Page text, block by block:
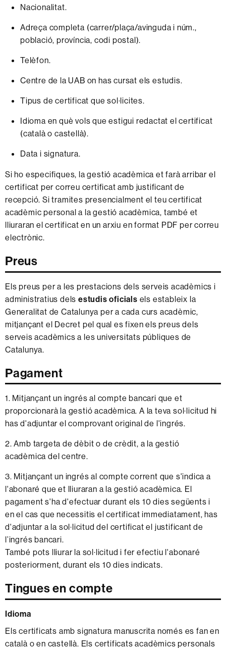
Nacionalitat.
Adreça completa (carrer/plaça/avinguda i núm.,
població, província, codi postal).
Telèfon.
Centre de la UAB on has cursat els estudis.
Tipus de certificat que sol·licites.
Idioma en què vols que estigui redactat el certificat
(català o castellà).
Data i signatura.
Si ho especifiques, la gestió acadèmica et farà arribar el
certificat per correu certificat amb justificant de
recepció. Si tramites presencialment el teu certificat
acadèmic personal a la gestió acadèmica, també et
lliuraran el certificat en un arxiu en format PDF per correu
electrònic.
Preus
Els preus per a les prestacions dels serveis acadèmics i
administratius delsestudis oficials els estableix la
Generalitat de Catalunya per a cada curs acadèmic,
mitjançant el Decret pel qual es fixen els preus dels
serveis acadèmics a les universitats públiques de
Catalunya.
Pagament
1. Mitjançant un ingrés al compte bancari que et
proporcionarà la gestió acadèmica. A la teva sol·licitud hi
has d'adjuntar el comprovant original de l'ingrés.
2. Amb targeta de dèbit o de crèdit, a la gestió
acadèmica del centre.
3. Mitjançant un ingrés al compte corrent que s'indica a
l'abonaré que et lliuraran a la gestió acadèmica. El
pagament s'ha d'efectuar durant els 10 dies següents i
en el cas que necessitis el certificat immediatament, has
d'adjuntar a la sol·licitud del certificat el justificant de
l’ingrés bancari.
També pots lliurar la sol·licitud i fer efectiu l'abonaré
posteriorment, durant els 10 dies indicats.
Tingues en compte
Idioma
Els certificats amb signatura manuscrita només es fan en
català o en castellà. Els certificats acadèmics personals